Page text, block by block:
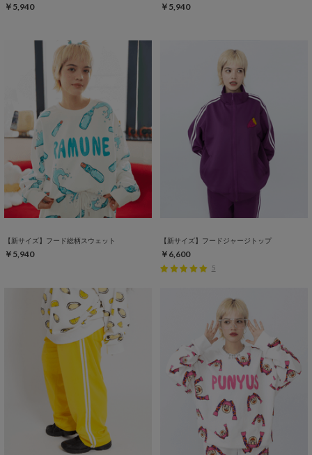
￥5,940 ￥5,940
【新サイズ】フード総柄スウェット
￥5,940
【新サイズ】フードジャージトップ
￥6,600
5